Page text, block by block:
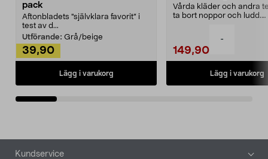
-
pack
Aftonbladets "självklara favorit” i
test av d...
Utförande: Grå/beige
39,90
Lägg i varukorg
Vårda kläder och andra
ta bort noppor och ludd.
149,90
Lägg i varukorg
Sidfot
Kundservice